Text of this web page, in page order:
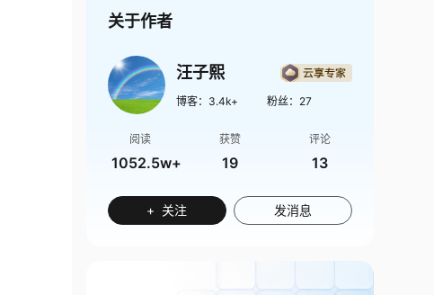
关于作者
汪子熙
博客： 3.4k+ 粉丝： 27
阅读
1052.5w+
获赞
19
评论
13
+ 关注 发消息